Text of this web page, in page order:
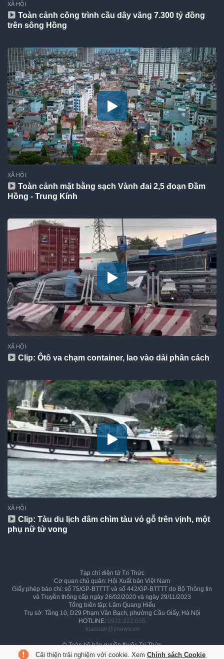
XÃ HỘI
Toàn cảnh công trình cầu dây văng 7.300 tỷ đồng
trên sông Hồng
XÃ HỘI
Toàn cảnh mặt bằng sạch Vành đai 2,5 đoạn Đầm
Hồng - Trung Kính
XÃ HỘI
Clip: Ôtô va chạm container, lao vào dải phân cách
XÃ HỘI
Clip: Tàu du lịch đâm chìm tàu vỏ gỗ trên vịnh, một
phụ nữ tử vong
Tạp chí điện tử Tri Thức
Cơ quan chủ quản: Hội Xuất bản Việt Nam
Giấy phép báo chí: số 75/GP-BTTTT và số 442/GP-BTTTT do Bộ Thông tin
và Truyền thông cấp ngày 26/02/2020 và ngày 29/11/2023
Tổng biên tập: Lâm Quang Hiếu
Trụ sở: Tầng 10, D29 Phạm Văn Bạch, phường Cầu Giấy, Hà Nội
HOTLINE: 0931.222.666
toasoan@znews.vn
©Toàn bộ bản quyền thuộc Tri Thức
Cải thiện trải nghiệm với cookie. Xem Chính sách Cookie